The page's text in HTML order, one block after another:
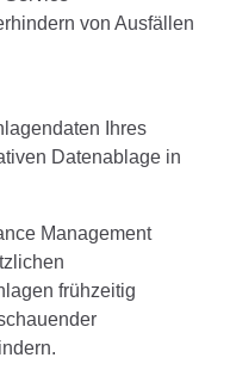
von Ausfällen
Ihres
Datenablage in
Management
frühzeitig